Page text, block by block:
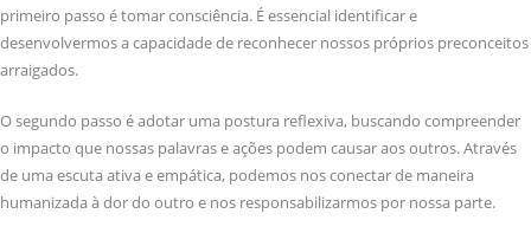
primeiro passo é tomar consciência. É essencial identificar e
desenvolvermos a capacidade de reconhecer nossos próprios preconceitos
arraigados.
O segundo passo é adotar uma postura reflexiva, buscando compreender
o impacto que nossas palavras e ações podem causar aos outros. Através
de uma escuta ativa e empática, podemos nos conectar de maneira
humanizada à dor do outro e nos responsabilizarmos por nossa parte.